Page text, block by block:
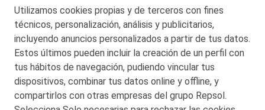
© 2026 Petronor S.A.
CONTACTO
Utilizamos cookies propias y de terceros con fines
técnicos, personalización, análisis y publicitarios,
incluyendo anuncios personalizados a partir de tus datos.
Estos últimos pueden incluir la creación de un perfil con
tus hábitos de navegación, pudiendo vincular tus
dispositivos, combinar tus datos online y offline, y
compartirlos con otras empresas del grupo Repsol.